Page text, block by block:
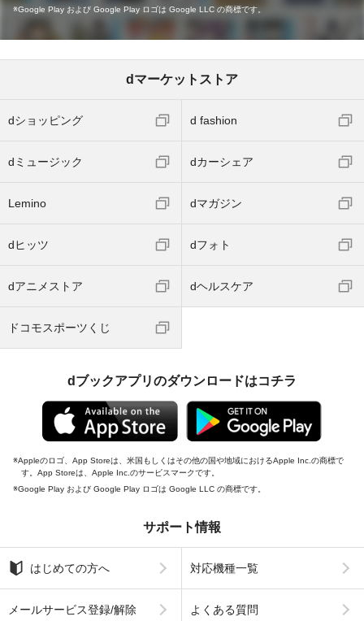
Google Play および Google Play ロゴは Google LLC の商標です。
dマーケットストア
dショッピング d fashion
dミュージック dカーシェア
Lemino dマガジン
dヒッツ dフォト
dアニメストア dヘルスケア
ドコモスポーツくじ
dブックアプリのダウンロードはコチラ
Appleのロゴ、App Storeは、米国もしくはその他の国や地域におけるApple Inc.の商標で
す。App Storeは、Apple Inc.のサービスマークです。
Google Play および Google Play ロゴは Google LLC の商標です。
サポート情報
はじめての方へ 対応機種一覧
メールサービス登録/解除 よくある質問